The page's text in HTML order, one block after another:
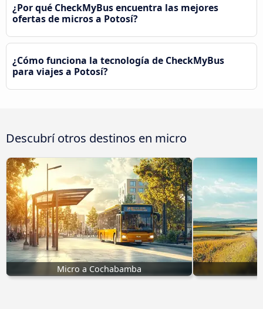
¿Por qué CheckMyBus encuentra las mejores
ofertas de micros a Potosí?
¿Cómo funciona la tecnología de CheckMyBus
para viajes a Potosí?
Descubrí otros destinos en micro
Micro a Cochabamba